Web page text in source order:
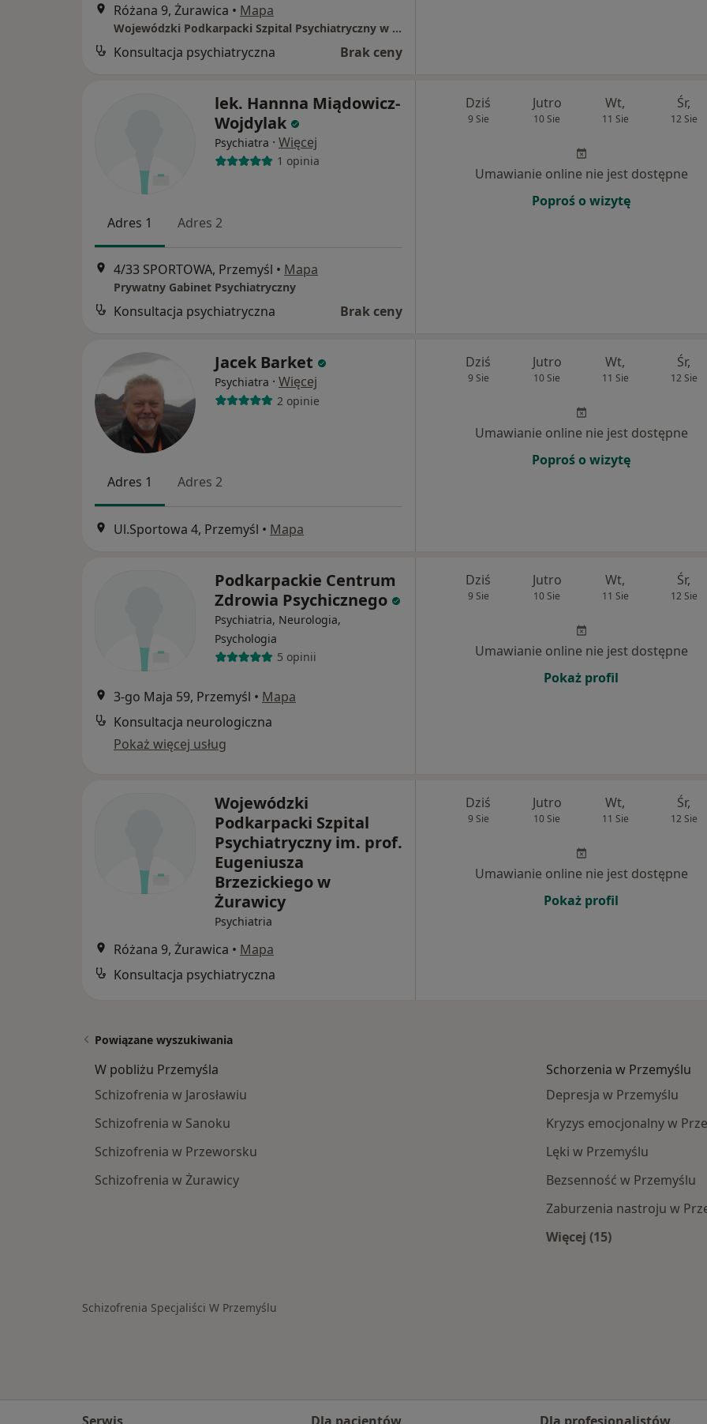
Różana 9, Żurawica • Mapa
Wojewódzki Podkarpacki Szpital Psychiatryczny w Żurawicy
Konsultacja psychiatryczna Brak ceny
lek. Hannna Miądowicz-
Wojdylak
Psychiatra · Więcej
1 opinia
Adres 1 Adres 2
4/33 SPORTOWA, Przemyśl • Mapa
Prywatny Gabinet Psychiatryczny
Konsultacja psychiatryczna Brak ceny
Dziś
9 Sie
Jutro
10 Sie
Wt,
11 Sie
Śr,
12 Sie
Umawianie online nie jest dostępne
Poproś o wizytę
Jacek Barket
Psychiatra · Więcej
2 opinie
Adres 1 Adres 2
Ul.Sportowa 4, Przemyśl • Mapa
Dziś
9 Sie
Jutro
10 Sie
Wt,
11 Sie
Śr,
12 Sie
Umawianie online nie jest dostępne
Poproś o wizytę
Podkarpackie Centrum
Zdrowia Psychicznego
Psychiatria, Neurologia,
Psychologia
5 opinii
3-go Maja 59, Przemyśl • Mapa
Konsultacja neurologiczna
Pokaż więcej usług
Dziś
9 Sie
Jutro
10 Sie
Wt,
11 Sie
Śr,
12 Sie
Umawianie online nie jest dostępne
Pokaż profil
Wojewódzki
Podkarpacki Szpital
Psychiatryczny im. prof.
Eugeniusza
Brzezickiego w
Żurawicy
Psychiatria
Różana 9, Żurawica • Mapa
Konsultacja psychiatryczna
Dziś
9 Sie
Jutro
10 Sie
Wt,
11 Sie
Śr,
12 Sie
Umawianie online nie jest dostępne
Pokaż profil
Powiązane wyszukiwania
W pobliżu Przemyśla
Schizofrenia w Jarosławiu
Schizofrenia w Sanoku
Schizofrenia w Przeworsku
Schizofrenia w Żurawicy
Schorzenia w Przemyślu
Depresja w Przemyślu
Kryzys emocjonalny w
Lęki w Przemyślu
Bezsenność w Przemyślu
Zaburzenia nastroju w
Więcej (15)
Schizofrenia Specjaliści W Przemyślu